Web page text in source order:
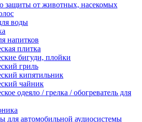
защиты от животных, насекомых
воды
напитков
плитка
бигуди, плойки
гриль
кипятильник
чайник
одеяло / грелка / обогреватель для
для автомобильной аудиосистемы